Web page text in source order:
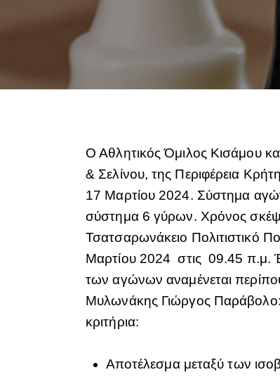
Ο Αθλητικός Όμιλος Κισάμου
& Σελίνου, της Περιφέρεια
17 Μαρτίου 2024. Σύστημα
σύστημα 6 γύρων. Χρόνος
Τσατσαρωνάκειο Πολιτιστικό
Μαρτίου 2024 στις 09.45 π.μ.
των αγώνων αναμένεται
Μυλωνάκης Γιώργος Παράβολο:
κριτήρια:
Αποτέλεσμα μεταξύ των